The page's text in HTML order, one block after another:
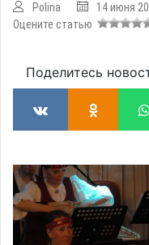
Polina 14 июня
Оцените статью
Поделитесь